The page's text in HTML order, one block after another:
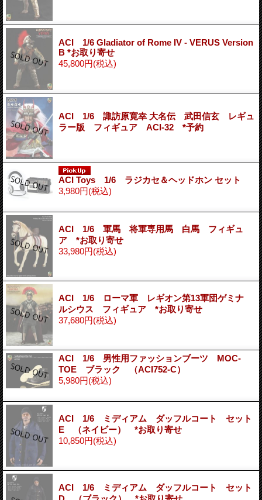
ACI 1/6 Gladiator of Rome IV - VERUS Version
B *お取り寄せ
45,800円(税込)
ACI 1/6 諏訪原寛幸 大名伝 武田信玄 レギュ
ラー版 フィギュア ACI-32 *予約
ACI Toys 1/6 ラジカセ＆ヘッドホン セット
3,980円(税込)
ACI 1/6 軍馬 将軍専用馬 白馬 フィギュ
ア *お取り寄せ
33,980円(税込)
ACI 1/6 ローマ軍 レギオン第13軍団ゲミナ
ルシウス フィギュア *お取り寄せ
37,680円(税込)
ACI 1/6 男性用ファッションブーツ MOC-
TOE ブラック （ACI752-C）
5,980円(税込)
ACI 1/6 ミディアム ダッフルコート セット
E （ネイビー） *お取り寄せ
10,850円(税込)
ACI 1/6 ミディアム ダッフルコート セット